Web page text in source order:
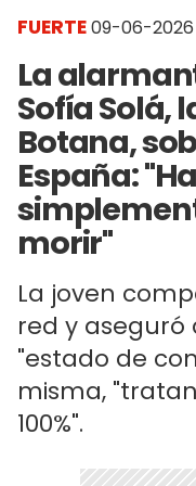
FUERTE09-06-2026
La
Sofía Solá,
Botana,
España:
morir"
La joven
red y aseguró
"estado de
misma,
100%".